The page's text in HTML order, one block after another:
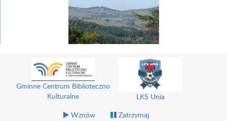
Gminne Centrum Biblioteczno
Kulturalne
LKS Unia
Wznów
Zatrzymaj